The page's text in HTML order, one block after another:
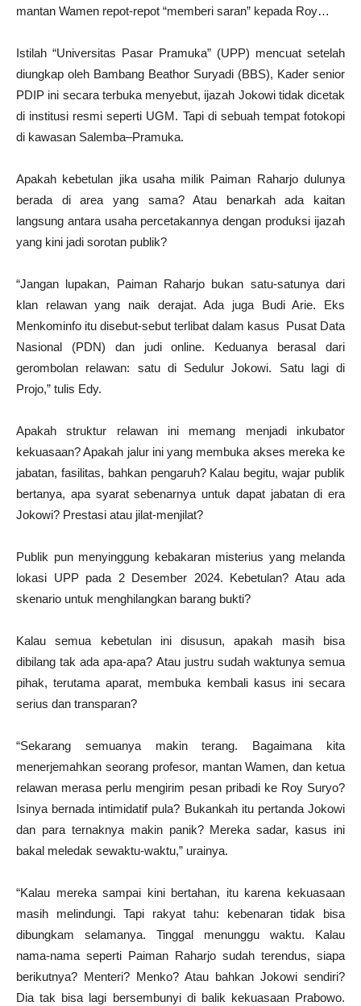
mantan Wamen repot-repot “memberi saran” kepada Roy…
Istilah “Universitas Pasar Pramuka” (UPP) mencuat setelah
diungkap oleh Bambang Beathor Suryadi (BBS), Kader senior
PDIP ini secara terbuka menyebut, ijazah Jokowi tidak dicetak
di institusi resmi seperti UGM. Tapi di sebuah tempat fotokopi
di kawasan Salemba–Pramuka.
Apakah kebetulan jika usaha milik Paiman Raharjo dulunya
berada di area yang sama? Atau benarkah ada kaitan
langsung antara usaha percetakannya dengan produksi ijazah
yang kini jadi sorotan publik?
“Jangan lupakan, Paiman Raharjo bukan satu-satunya dari
klan relawan yang naik derajat. Ada juga Budi Arie. Eks
Menkominfo itu disebut-sebut terlibat dalam kasus Pusat Data
Nasional (PDN) dan judi online. Keduanya berasal dari
gerombolan relawan: satu di Sedulur Jokowi. Satu lagi di
Projo,” tulis Edy.
Apakah struktur relawan ini memang menjadi inkubator
kekuasaan? Apakah jalur ini yang membuka akses mereka ke
jabatan, fasilitas, bahkan pengaruh? Kalau begitu, wajar publik
bertanya, apa syarat sebenarnya untuk dapat jabatan di era
Jokowi? Prestasi atau jilat-menjilat?
Publik pun menyinggung kebakaran misterius yang melanda
lokasi UPP pada 2 Desember 2024. Kebetulan? Atau ada
skenario untuk menghilangkan barang bukti?
Kalau semua kebetulan ini disusun, apakah masih bisa
dibilang tak ada apa-apa? Atau justru sudah waktunya semua
pihak, terutama aparat, membuka kembali kasus ini secara
serius dan transparan?
“Sekarang semuanya makin terang. Bagaimana kita
menerjemahkan seorang profesor, mantan Wamen, dan ketua
relawan merasa perlu mengirim pesan pribadi ke Roy Suryo?
Isinya bernada intimidatif pula? Bukankah itu pertanda Jokowi
dan para ternaknya makin panik? Mereka sadar, kasus ini
bakal meledak sewaktu-waktu,” urainya.
“Kalau mereka sampai kini bertahan, itu karena kekuasaan
masih melindungi. Tapi rakyat tahu: kebenaran tidak bisa
dibungkam selamanya. Tinggal menunggu waktu. Kalau
nama-nama seperti Paiman Raharjo sudah terendus, siapa
berikutnya? Menteri? Menko? Atau bahkan Jokowi sendiri?
Dia tak bisa lagi bersembunyi di balik kekuasaan Prabowo.